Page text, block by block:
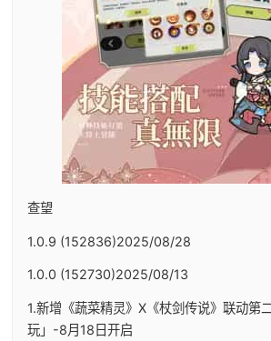
查望
1.0.9 (152836)2025/08/28
1.0.0 (152730)2025/08/13
1.新增《蔬菜精灵》X《杖剑传说》联动第
玩」-8月18日开启